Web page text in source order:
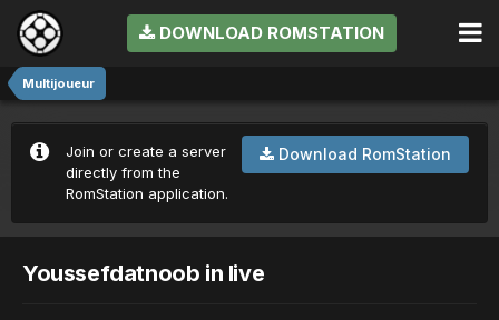
DOWNLOAD ROMSTATION
Multijoueur
Download RomStation
Join or create a server
directly from the
RomStation application.
Youssefdatnoob in live